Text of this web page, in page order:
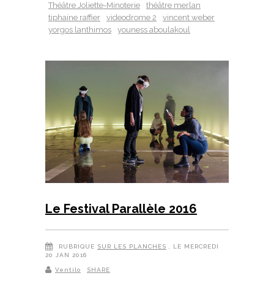
Théâtre Joliette-Minoterie
théâtre merlan
tiphaine raffier
videodrome 2
vincent weber
yorgos lanthimos
youness aboulakoul
Le Festival Parallèle 2016
RUBRIQUE SUR LES PLANCHES
, LE MERCREDI
20 JAN 2016
Ventilo SHARE